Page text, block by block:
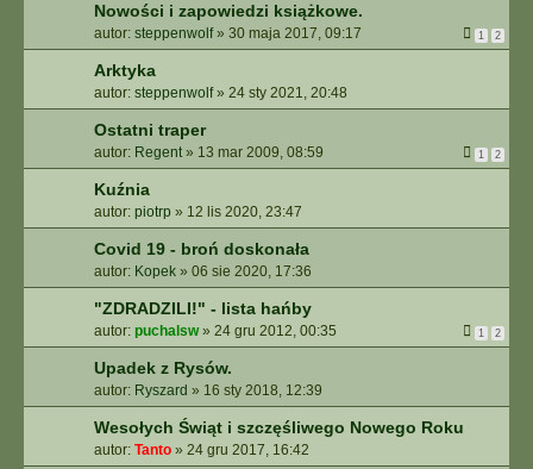
Nowości i zapowiedzi książkowe.
autor: steppenwolf» 30 maja 2017, 09:17 1 2
Arktyka
autor: steppenwolf» 24 sty 2021, 20:48
Ostatni traper
autor: Regent» 13 mar 2009, 08:59 1 2
Kuźnia
autor: piotrp » 12 lis 2020, 23:47
Covid 19 - broń doskonała
autor: Kopek » 06 sie 2020, 17:36
"ZDRADZILI!" - lista hańby
autor: puchalsw» 24 gru 2012, 00:35 1 2
Upadek z Rysów.
autor: Ryszard » 16 sty 2018, 12:39
Wesołych Świąt i szczęśliwego Nowego Roku
autor: Tanto » 24 gru 2017, 16:42